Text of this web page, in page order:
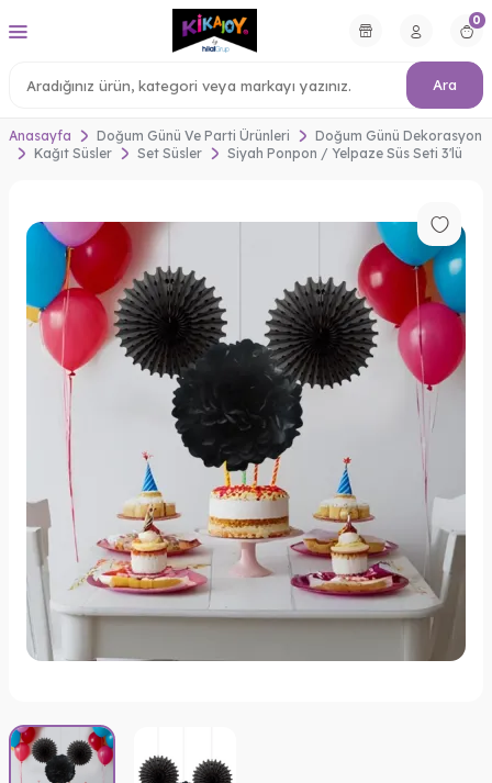
Ara
0
Anasayfa Doğum Günü Ve Parti Ürünleri
Doğum Günü Dekorasyon
Kağıt Süsler
Set Süsler Siyah Ponpon / Yelpaze Süs Seti 3'lü